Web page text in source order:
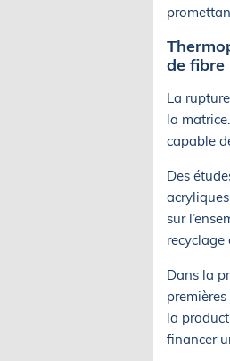
de fibre
La
la
capable
Des
sur
Dans la
la
financer